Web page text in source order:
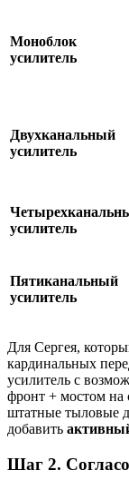
Моноблок
усилитель
Двухканальный
усилитель
усилитель
Пятиканальный
усилитель
Для Сергея,
кардинальных
усилитель с
фронт + мостом на
штатные тыловые
добавить
Шаг 2.